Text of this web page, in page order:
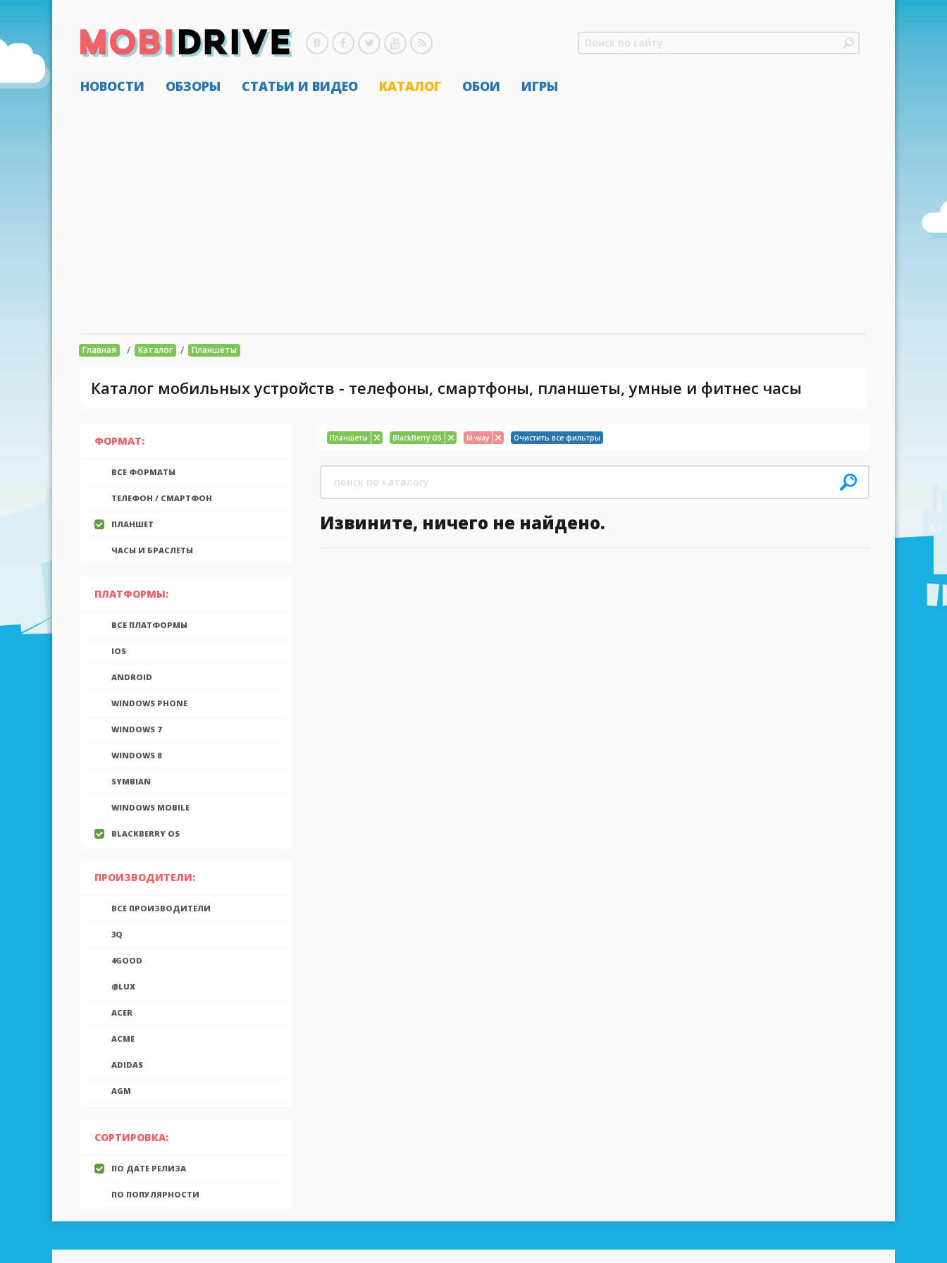
НОВОСТИ ОБЗОРЫ СТАТЬИ И ВИДЕО КАТАЛОГ ОБОИ ИГРЫ
Главная / Каталог / Планшеты
Каталог мобильных устройств - телефоны, смартфоны, планшеты, умные и фитнес часы
ФОРМАТ:
ВСЕ ФОРМАТЫ
ТЕЛЕФОН / СМАРТФОН
ПЛАНШЕТ
ЧАСЫ И БРАСЛЕТЫ
ПЛАТФОРМЫ:
ВСЕ ПЛАТФОРМЫ
IOS
ANDROID
WINDOWS PHONE
WINDOWS 7
WINDOWS 8
SYMBIAN
WINDOWS MOBILE
BLACKBERRY OS
ПРОИЗВОДИТЕЛИ:
ВСЕ ПРОИЗВОДИТЕЛИ
3Q
4GOOD
@LUX
ACER
ACME
ADIDAS
AGM
AIGO
AINOL
AIRON
ALCATEL
ALLVIEW
СОРТИРОВКА:
ПО ДАТЕ РЕЛИЗА
ПО ПОПУЛЯРНОСТИ
Планшеты BlackBerry OS M-way Очистить все фильтры
Извините, ничего не найдено.